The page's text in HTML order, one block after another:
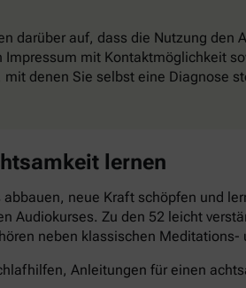
darüber auf, dass die Nutzung den
Impressum mit Kontaktmöglichkeit
mit denen Sie selbst eine Diagnose
lernen
neue Kraft schöpfen und
Audiokurses. Zu den 52 leicht
neben klassischen
Anleitungen für einen